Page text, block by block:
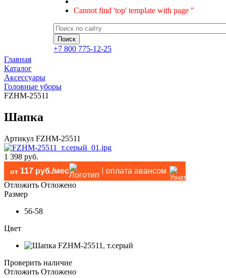
Cannot find 'top' template with page ''
+7 800 775-12-25
Главная
Каталог
Аксессуары
Головные уборы
FZHM-25511
Шапка
Артикул FZHM-25511
1 398 руб.
от 117 руб./мес
оплата авансом
Отложить Отложено
Размер
56-58
Цвет
Проверить наличие
Отложить Отложено